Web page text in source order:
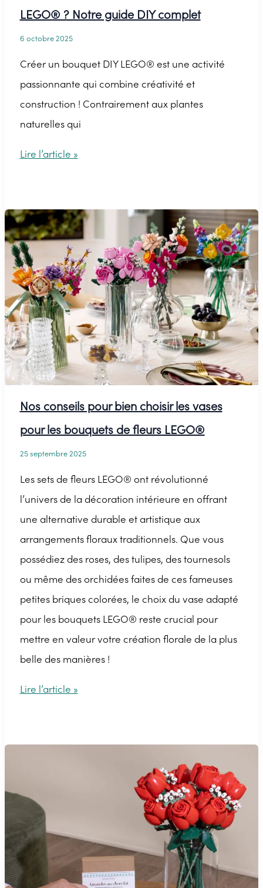
LEGO® ? Notre guide DIY complet
6 octobre 2025
Créer un bouquet DIY LEGO® est une activité
passionnante qui combine créativité et
construction ! Contrairement aux plantes
naturelles qui
Comment
bouquet
en
LEGO®
?
Notre
guide
DIY
complet
Lire l’article »
Nos conseils pour bien choisir les vases
pour les bouquets de fleurs LEGO®
25 septembre 2025
Les sets de fleurs LEGO® ont révolutionné
l’univers de la décoration intérieure en offrant
une alternative durable et artistique aux
arrangements floraux traditionnels. Que vous
possédiez des roses, des tulipes, des tournesols
ou même des orchidées faites de ces fameuses
petites briques colorées, le choix du vase adapté
pour les bouquets LEGO® reste crucial pour
mettre en valeur votre création florale de la plus
belle des manières !
Nos
bien
vases
pour
les
bouquets
Lire l’article »